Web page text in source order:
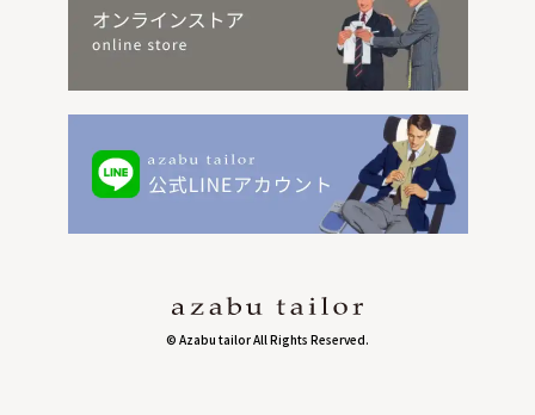
© Azabu tailor All Rights Reserved.